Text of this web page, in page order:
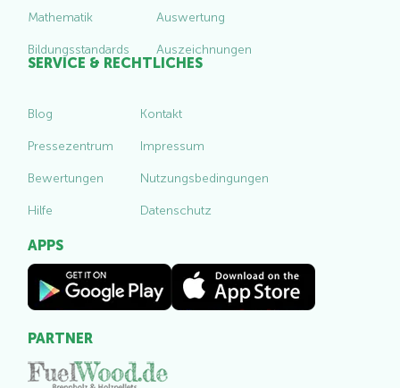
Mathematik
Bildungsstandards
Auswertung
Auszeichnungen
SERVICE & RECHTLICHES
Blog
Pressezentrum
Bewertungen
Hilfe
Kontakt
Impressum
Nutzungsbedingungen
Datenschutz
APPS
PARTNER